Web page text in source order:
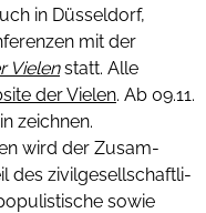
in Düsseldorf,
mit der
Vielenstatt. Alle
der Vielen. Ab 09.11.
zeichnen.
wird der Zusam­
des zivil­ge­sell­schaft­li­
sowie